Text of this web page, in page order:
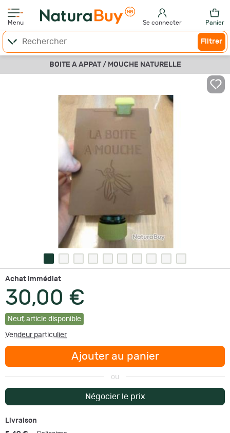
Menu Se connecter Panier
Filtrer
BOITE A APPAT / MOUCHE NATURELLE
Achat immédiat
30,00 €
Neuf, article disponible
Vendeur particulier
Ajouter au panier
ou
Négocier le prix
Livraison